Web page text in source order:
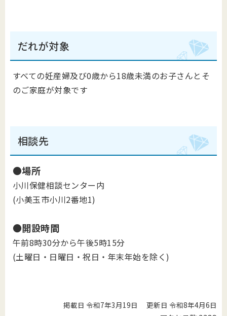
だれが対象
すべての妊産婦及び0歳から18歳未満のお子さんとそ
のご家庭が対象です
相談先
●場所
小川保健相談センター内
(小美玉市小川2番地1)
●開設時間
午前8時30分から午後5時15分
(土曜日・日曜日・祝日・年末年始を除く)
掲載日 令和7年3月19日 更新日 令和8年4月6日